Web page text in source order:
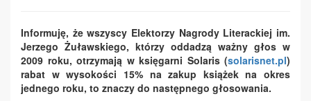
Informuję, że wszyscy Elektorzy Nagrody Literackiej im.
Jerzego Żuławskiego, którzy oddadzą ważny głos w
2009 roku, otrzymają w księgarni Solaris (solarisnet.pl)
rabat w wysokości 15% na zakup książek na okres
jednego roku, to znaczy do następnego głosowania.